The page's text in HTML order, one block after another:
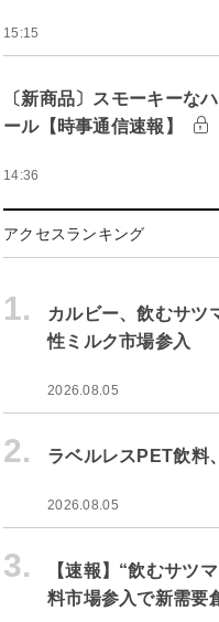
15:15
〔新商品〕スモーキーな
ール【時事通信速報】
14:36
アクセスランキング
1.
カルビー、飲むサ
性ミルク市場参入
2026.08.05
2. ラベルレスPET飲料
2026.08.05
3.
【速報】“飲むサツ
料市場参入で新需要